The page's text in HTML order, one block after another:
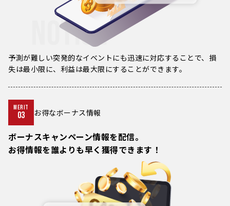
NOTICE
予測が難しい突発的なイベントにも迅速に対応することで、損
失は最小限に、利益は最大限にすることができます。
MERIT
03 お得なボーナス情報
ボーナスキャンペーン情報を配信。
お得情報を誰よりも早く獲得できます！